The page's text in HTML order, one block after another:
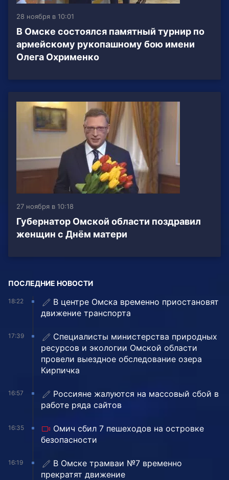
28 ноября в 10:01
В Омске состоялся памятный турнир по
армейскому рукопашному бою имени
Олега Охрименко
27 ноября в 10:18
Губернатор Омской области поздравил
женщин с Днём матери
ПОСЛЕДНИЕ НОВОСТИ
18:22
В центре Омска временно приостановят
движение транспорта
17:39
Специалисты министерства природных
ресурсов и экологии Омской области
провели выездное обследование озера
Кирпичка
16:57
Россияне жалуются на массовый сбой в
работе ряда сайтов
16:35
Омич сбил 7 пешеходов на островке
безопасности
16:19
В Омске трамваи №7 временно
прекратят движение